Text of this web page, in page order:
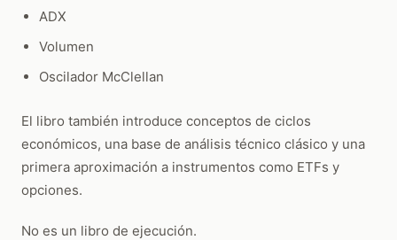
ADX
Volumen
Oscilador McClellan
El libro también introduce conceptos de ciclos
económicos, una base de análisis técnico clásico y una
primera aproximación a instrumentos como ETFs y
opciones.
No es un libro de ejecución.